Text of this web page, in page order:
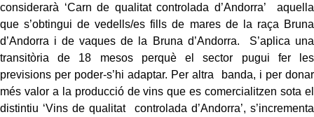
considerarà ‘Carn de qualitat controlada d’Andorra’ aquella
que s’obtingui de vedells/es fills de mares de la raça Bruna
d’Andorra i de vaques de la Bruna d’Andorra. S’aplica una
transitòria de 18 mesos perquè el sector pugui fer les
previsions per poder-s’hi adaptar. Per altra banda, i per donar
més valor a la producció de vins que es comercialitzen sota el
distintiu ‘Vins de qualitat controlada d’Andorra’, s’incrementa